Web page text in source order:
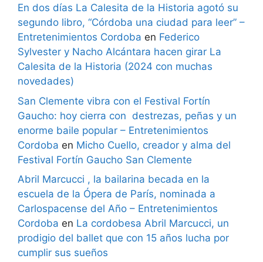
En dos días La Calesita de la Historia agotó su
segundo libro, “Córdoba una ciudad para leer” –
Entretenimientos Cordoba en Federico
Sylvester y Nacho Alcántara hacen girar La
Calesita de la Historia (2024 con muchas
novedades)
San Clemente vibra con el Festival Fortín
Gaucho: hoy cierra con destrezas, peñas y un
enorme baile popular – Entretenimientos
Cordoba en Micho Cuello, creador y alma del
Festival Fortín Gaucho San Clemente
Abril Marcucci , la bailarina becada en la
escuela de la Ópera de París, nominada a
Carlospacense del Año – Entretenimientos
Cordoba en La cordobesa Abril Marcucci, un
prodigio del ballet que con 15 años lucha por
cumplir sus sueños